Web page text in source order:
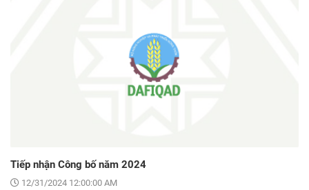
Tiếp nhận Công bố năm 2024
12/31/2024 12:00:00 AM